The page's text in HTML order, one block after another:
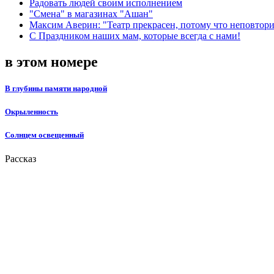
Радовать людей своим исполнением
"Смена" в магазинах "Ашан"
Максим Аверин: "Театр прекрасен, потому что
С Праздником наших мам, которые всегда с нами!
в этом номере
В глубины памяти народной
Окрыленность
Солнцем освещенный
Рассказ